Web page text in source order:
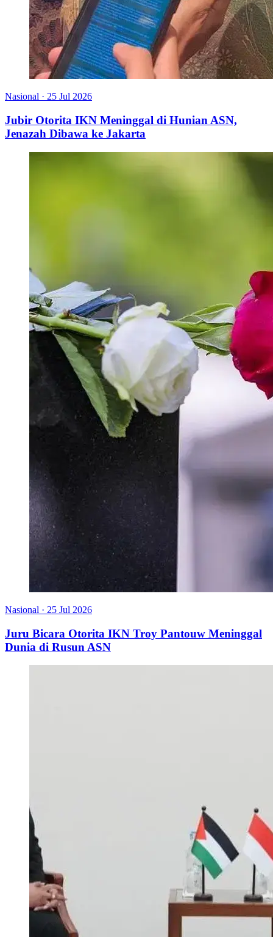
Nasional · 25 Jul 2026
Jubir Otorita IKN Meninggal di Hunian ASN,
Jenazah Dibawa ke Jakarta
Nasional · 25 Jul 2026
Juru Bicara Otorita IKN Troy Pantouw Meninggal
Dunia di Rusun ASN